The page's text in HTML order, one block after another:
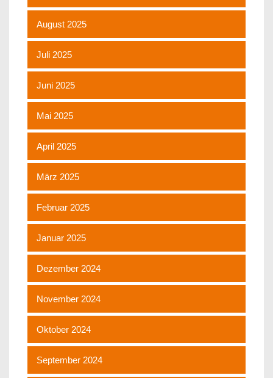
August 2025
Juli 2025
Juni 2025
Mai 2025
April 2025
März 2025
Februar 2025
Januar 2025
Dezember 2024
November 2024
Oktober 2024
September 2024